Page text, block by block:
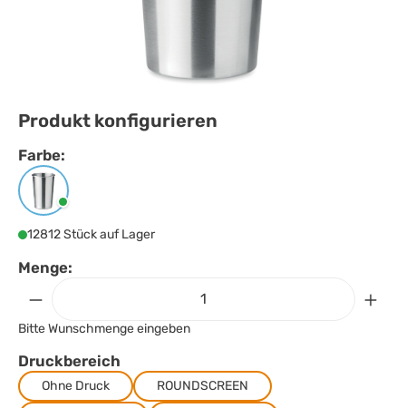
Produkt konfigurieren
Farbe:
Farbeauswählen
Mattsilber
12812 Stück auf Lager
Menge:
Bitte Wunschmenge eingeben
Druckbereich
Ohne Druck
ROUNDSCREEN